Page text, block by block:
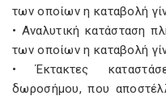
των οποίων η καταβολή
• Αναλυτική κατάσταση
των οποίων η καταβολή
• Έκτακτες
δωροσήμου, που